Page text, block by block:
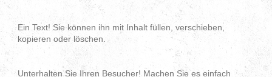
Ein Text! Sie können ihn mit Inhalt füllen, verschieben,
kopieren oder löschen.
Unterhalten Sie Ihren Besucher! Machen Sie es einfach